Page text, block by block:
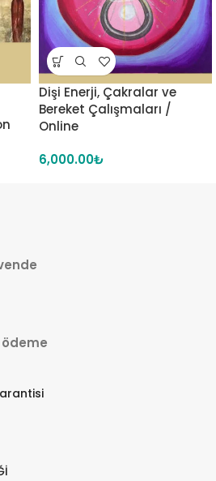
Dişi Enerji, Çakralar ve
Bereket Çalışmaları /
Online
6,000.00₺
ödeme